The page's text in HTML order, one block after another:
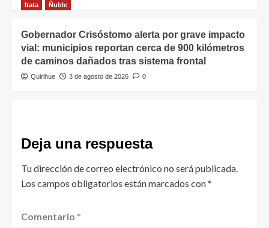
Itata
Ñuble
Gobernador Crisóstomo alerta por grave impacto
vial: municipios reportan cerca de 900 kilómetros
de caminos dañados tras sistema frontal
Quirihue 3 de agosto de 2026 0
Deja una respuesta
Tu dirección de correo electrónico no será publicada.
Los campos obligatorios están marcados con*
Comentario *